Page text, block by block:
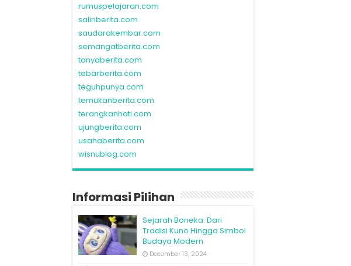
rumuspelajaran.com
salinberita.com
saudarakembar.com
semangatberita.com
tanyaberita.com
tebarberita.com
teguhpunya.com
temukanberita.com
terangkanhati.com
ujungberita.com
usahaberita.com
wisnublog.com
Informasi Pilihan
Sejarah Boneka: Dari
Tradisi Kuno Hingga Simbol
Budaya Modern
December 13, 2024